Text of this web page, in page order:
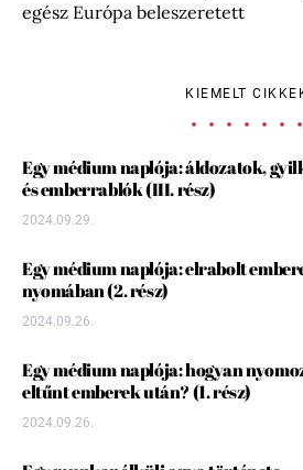
egész Európa beleszeretett
KIEMELT
Egy médium naplója: áldozatok,
és emberrablók (III. rész)
2024.09.29.
Egy médium naplója: elrabolt
nyomában (2. rész)
2024.09.26.
Egy médium naplója: hogyan
eltűnt emberek után? (1. rész)
2024.09.26.